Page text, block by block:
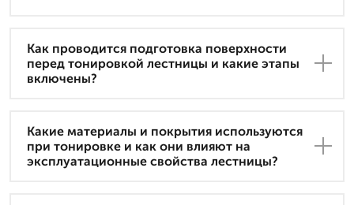
Как проводится подготовка поверхности
перед тонировкой лестницы и какие этапы
включены?
Какие материалы и покрытия используются
при тонировке и как они влияют на
эксплуатационные свойства лестницы?